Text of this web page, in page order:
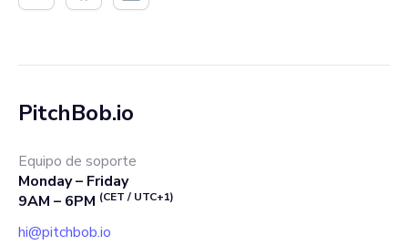
PitchBob.io
Equipo de soporte
Monday – Friday
9AM – 6PM (CET / UTC+1)
hi@pitchbob.io